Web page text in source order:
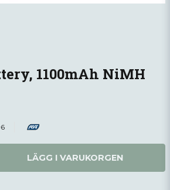
1100mAh NiMH
LÄGG I VARUKORGEN